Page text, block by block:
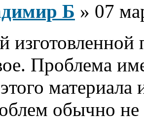
Б » 07
изготовленной
Проблема
материала
обычно не